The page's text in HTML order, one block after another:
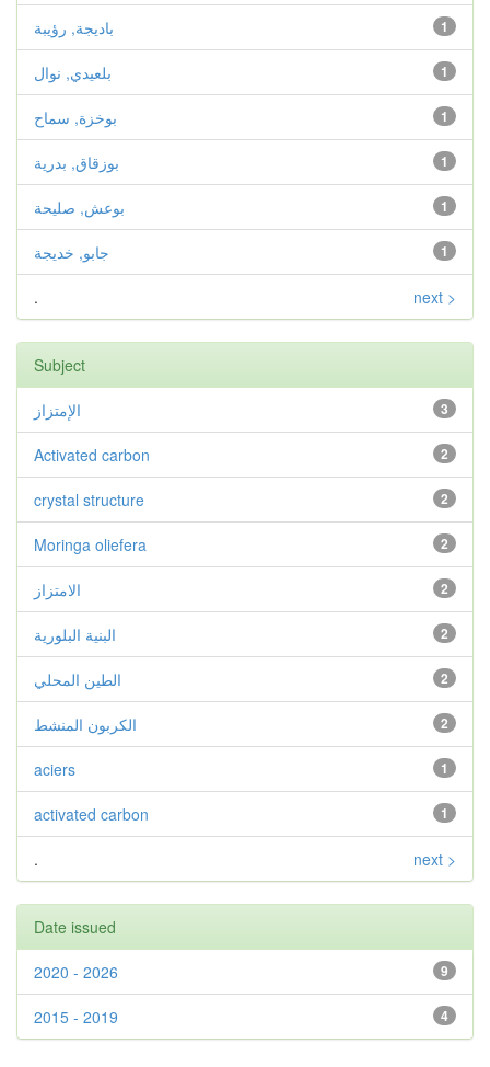
1 باديجة, رؤيبة
1 بلعيدي, نوال
1 بوخزة, سماح
1 بوزقاق, بدرية
1 بوعش, صليحة
1 جابو, خديجة
. next >
Subject
3 الإمتزاز
2
Activated carbon
2
crystal structure
2
Moringa oliefera
2 الامتزاز
2 البنية البلورية
2 الطين المحلي
2 الكربون المنشط
1
aciers
1
activated carbon
. next >
Date issued
9
2020 - 2026
4
2015 - 2019